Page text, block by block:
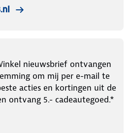
nieuwsbrief ontvangen
om mij per e-mail te
acties en kortingen uit de
ontvang 5.- cadeautegoed.*